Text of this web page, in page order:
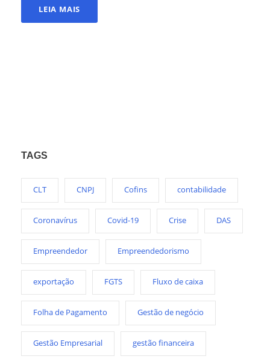
LEIA MAIS
TAGS
CLT CNPJ Cofins contabilidade
Coronavírus Covid-19 Crise DAS
Empreendedor Empreendedorismo
exportação FGTS Fluxo de caixa
Folha de Pagamento Gestão de negócio
Gestão Empresarial gestão financeira